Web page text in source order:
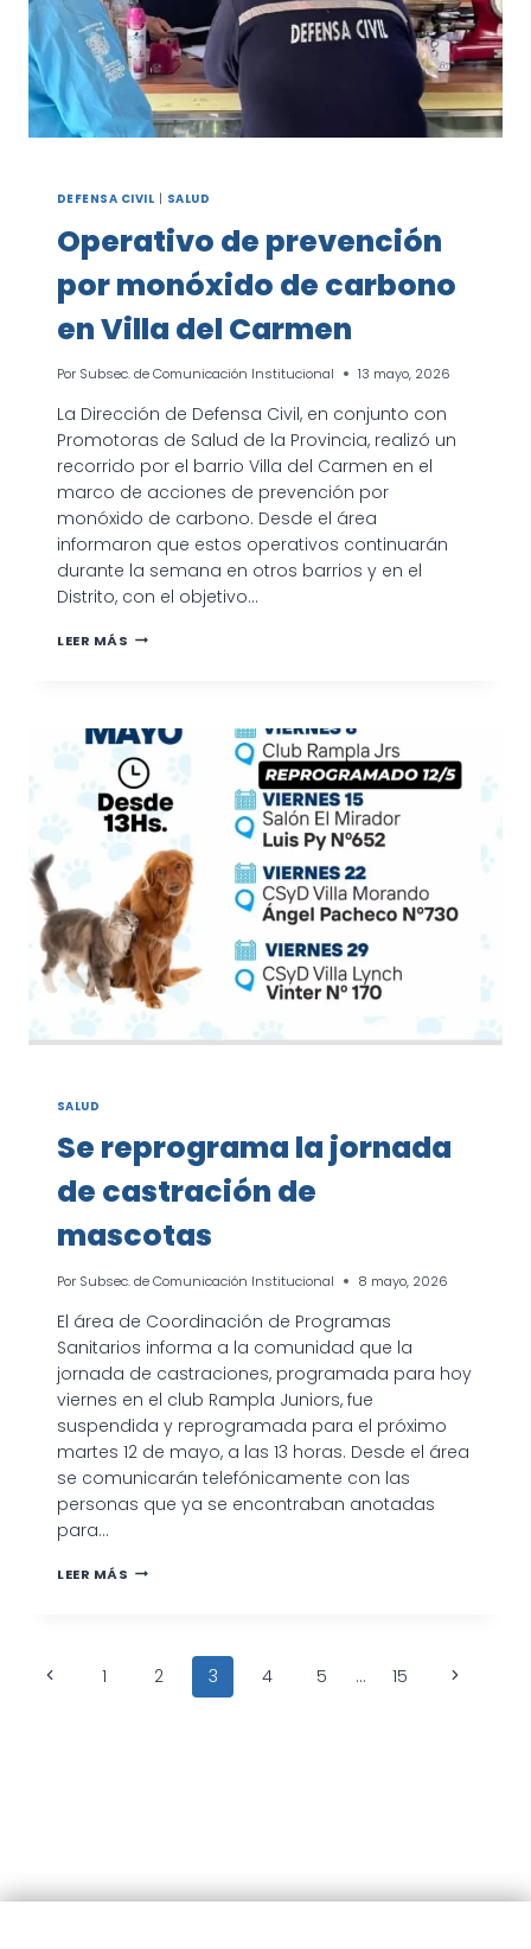
DEFENSA CIVIL | SALUD
Operativo de prevención
por monóxido de carbono
en Villa del Carmen
Por Subsec. de Comunicación Institucional 13 mayo, 2026
La Dirección de Defensa Civil, en conjunto con
Promotoras de Salud de la Provincia, realizó un
recorrido por el barrio Villa del Carmen en el
marco de acciones de prevención por
monóxido de carbono. Desde el área
informaron que estos operativos continuarán
durante la semana en otros barrios y en el
Distrito, con el objetivo…
LEER MÁS OPERATIVO
DE
CARBONO
EN
VILLA
DEL
CARMEN
SALUD
Se reprograma la jornada
de castración de
mascotas
Por Subsec. de Comunicación Institucional 8 mayo, 2026
El área de Coordinación de Programas
Sanitarios informa a la comunidad que la
jornada de castraciones, programada para hoy
viernes en el club Rampla Juniors, fue
suspendida y reprogramada para el próximo
martes 12 de mayo, a las 13 horas. Desde el área
se comunicarán telefónicamente con las
personas que ya se encontraban anotadas
para…
LEER MÁS SE
CASTRACIÓN
Navegación
Página
1 2 3 4 5 … 15
Siguiente